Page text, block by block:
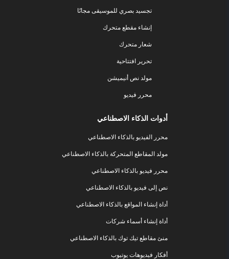
تجسيد بصري للموسيقى مجانًا
إنشاء مقطع متحرك
شعار متحرك
تحرير افتتاحية
مولد نص أنيميشن
محرر فيديو
أدوات الذكاء الاصطناعي
محرر الفيديو بالذكاء الاصطناعي
مولد المقاطع المتحركة بالذكاء الاصطناعي
محرر فيديو بالذكاء الاصطناعي
نص إلى فيديو بالذكاء الاصطناعي
أداة إنشاء المواقع بالذكاء الاصطناعي
أداة إنشاء أسماء شركات
منئ مقاطع تيك توك بالذكاء الاصطناعي
أفكار فيديوهات يوتيوب